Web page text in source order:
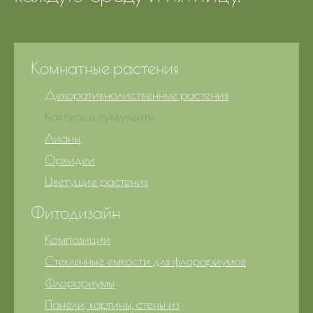
Комнатные растения
Декоративнолиственные растения
Кактусы и суккуленты
Лианы
Орхидеи
Цветущие растения
Фитодизайн
Композиции
Стеклянные емкости для флорариумов
Флорариумы
Панели, картины, стены из